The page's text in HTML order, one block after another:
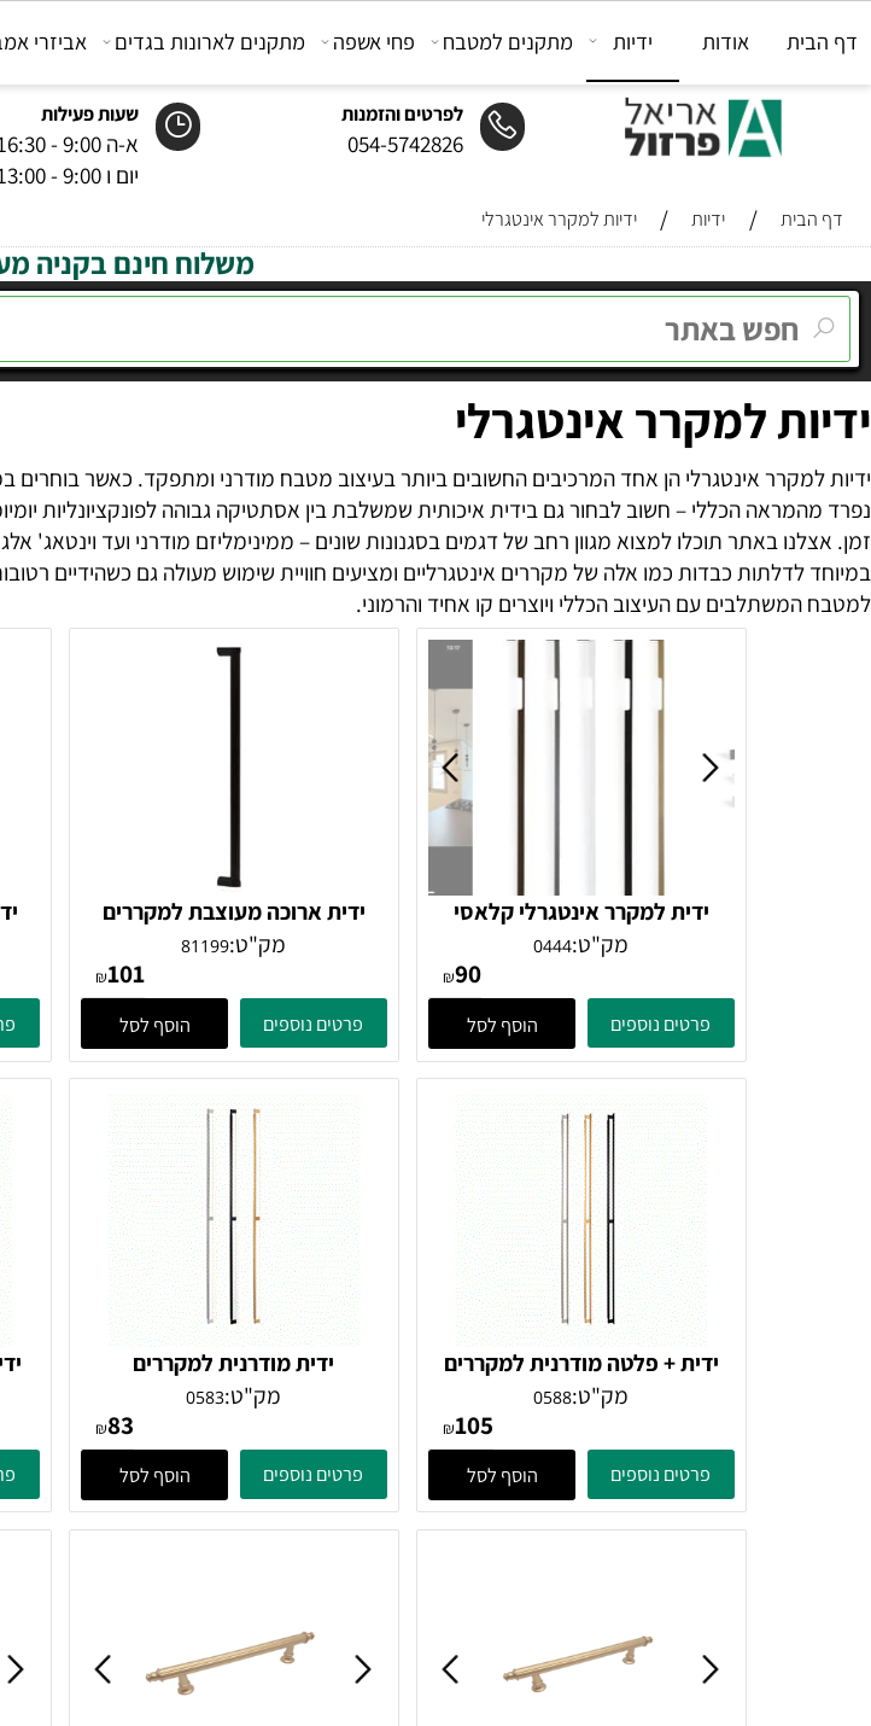
לפרטים והזמנות
054-5742826
שעות פעילות
א-ה 9:00 - 16:30 |
יום ו 9:00 - 13:00
אודות ידיות מתקנים למטבח פחי אשפה מתקנים לארונות בגדים אביזרי אמבט
/ ידיות / ידיות למקרר אינטגרלי
משלוח חינם בקניה מעל 399 ש"ח
למקרר אינטגרלי
אינטגרלי הן אחד המרכיבים החשובים ביותר בעיצוב מטבח מודרני ומתפקד. כאשר בוחרים
הכללי – חשוב לבחור גם בידית איכותית שמשלבת בין אסתטיקה גבוהה לפונקציונליות
באתר תוכלו למצוא מגוון רחב של דגמים בסגנונות שונים – ממינימליזם מודרני ועד וינטאג'
כבדות כמו אלה של מקררים אינטגרליים ומציעים חוויית שימוש מעולה גם כשהידיים
עם העיצוב הכללי ויוצרים קו אחיד והרמוני.
ידית למקרר אינטגרלי קלאסי
₪90
פרטים נוספים הוסף לסל
ידית ארוכה מעוצבת למקררים
₪101
פרטים נוספים הוסף לסל
ידית + פלטה מודרנית למקררים
וריהוט דגם 0588 long
מק"ט:0588
₪ 105
פרטים נוספים הוסף לסל
ידית מודרנית למקררים
אינטגרליים ריהוט ומטבחים, דגם
LONG 0583
מק"ט:0583
₪83
פרטים נוספים הוסף לסל